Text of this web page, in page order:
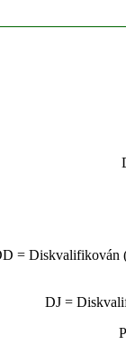
= Diskvalifikován
DJ =